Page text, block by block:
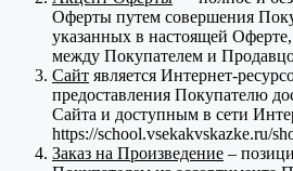
Оферты путем совершения
указанных в настоящей
между Покупателем и
Сайт является Интернет-
предоставления Покупателю
Сайта и доступным в сети
https://school.vsekakvskazke.ru/
Заказ на Произведение –